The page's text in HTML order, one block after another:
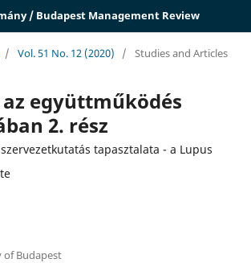
/ Budapest Management Review
/ Vol. 51 No. 12 (2020) / Studies and Articles
együttműködés
2. rész
tapasztalata - a Lupus
of Budapest